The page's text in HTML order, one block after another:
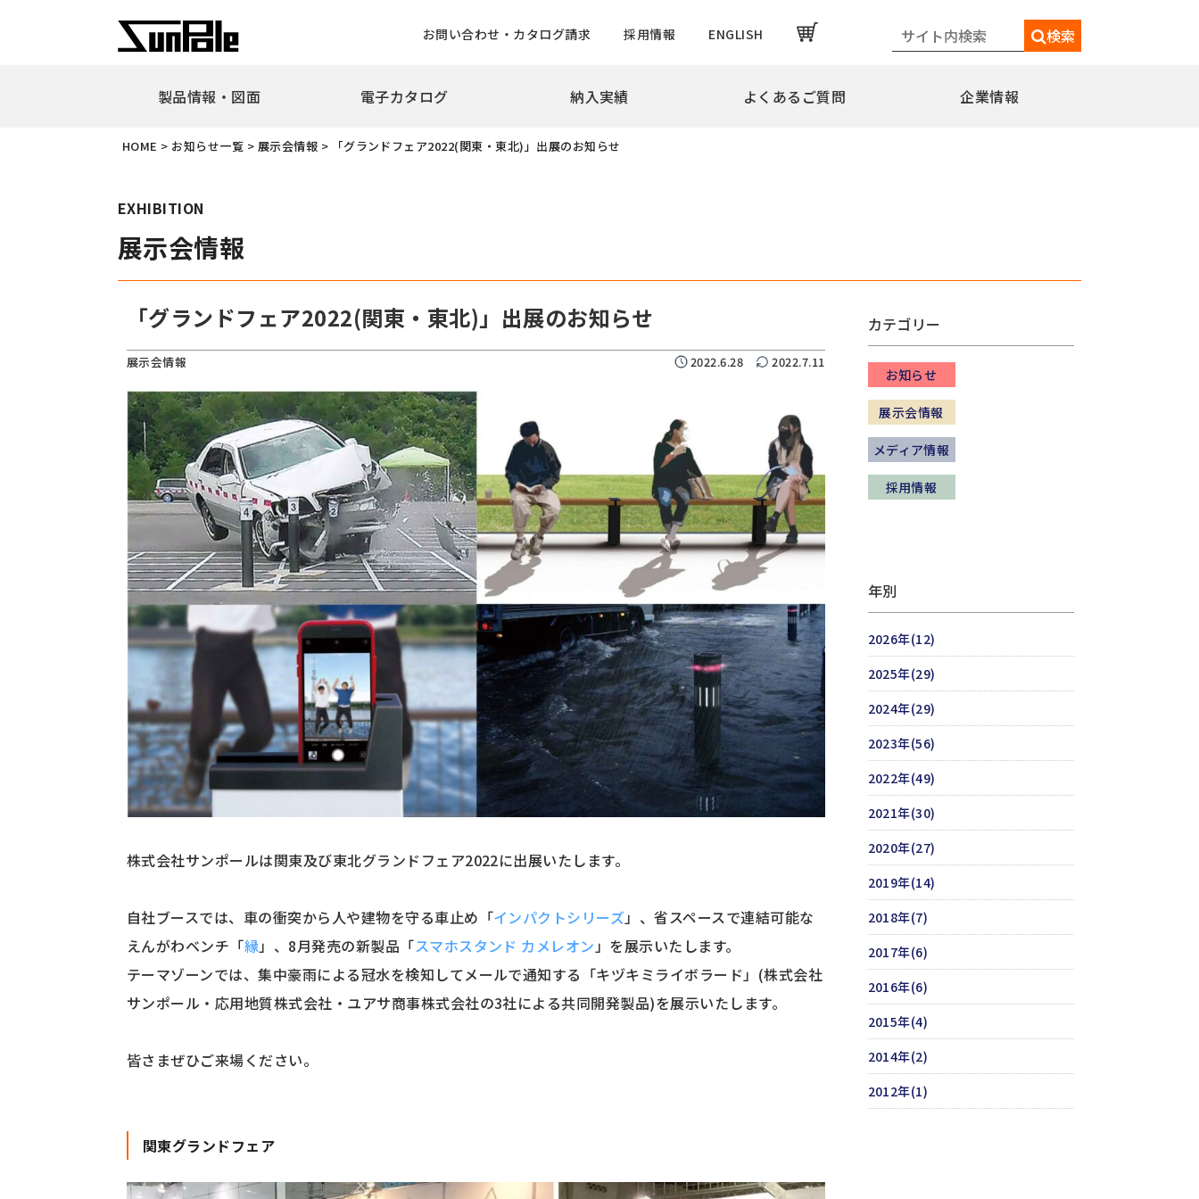
お問い合わせ・カタログ請求 採用情報 ENGLISH 検索
製品情報・図面
新製品・ピックアップ製品
車止め・景観製品
ユニバーサルデザインゲート
ガードコーン
横断防止柵
手すり(サンリード)
サポーター・ベンチ
照明内蔵シリーズ
手動ゲート
電動チェーンゲート
オリジナル
その他
部品
ハンドル型テーパーポール特別仕様
のぼりポール
バナーポールBPNタイプ
ミニフラッガー
コミュニティポール
交換用部品
電子カタログ 納入実績 よくあるご質問 企業情報
HOME > お知らせ一覧 > 展示会情報 > 「グランドフェア2022(関東・東北)」出展のお知らせ
EXHIBITION
展示会情報
「グランドフェア2022(関東・東北)」出展のお知らせ
展示会情報 2022.6.28 2022.7.11
株式会社サンポールは関東及び東北グランドフェア2022に出展いたします。
自社ブースでは、車の衝突から人や建物を守る車止め「インパクトシリーズ」、省スペースで連結可能な
えんがわベンチ「縁」、8月発売の新製品「スマホスタンド カメレオン」を展示いたします。
テーマゾーンでは、集中豪雨による冠水を検知してメールで通知する「キヅキミライボラード」(株式会社
サンポール・応用地質株式会社・ユアサ商事株式会社の3社による共同開発製品)を展示いたします。
皆さまぜひご来場ください。
関東グランドフェア
カテゴリー
お知らせ
展示会情報
メディア情報
採用情報
年別
2026年(12)
2025年(29)
2024年(29)
2023年(56)
2022年(49)
2021年(30)
2020年(27)
2019年(14)
2018年(7)
2017年(6)
2016年(6)
2015年(4)
2014年(2)
2012年(1)